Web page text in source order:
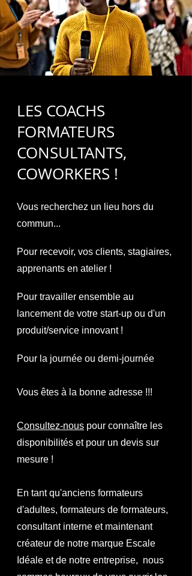
LES COACHS
FORMATEURS
CONSULTANTS,
COWORKERS !
Vous recherchez un lieu hors du
commun...
Pour recevoir, vos clients, stagiaires,
apprenants en atelier !
Pour travailler ensemble au
lancement de votre start-up ou d'un
produit/service innovant !
Pour la journée ou demi-journée
Vous êtes à la bonne adresse !!!
Consultez-nous pour connaître les
disponibilités et pour un devis sur
mesure !
En tant qu'anciens formateurs
d'adultes, formateurs de formateurs,
consultant interne et maintenant
créateur de notre marque Escale
Idéale et de notre entreprise, nous